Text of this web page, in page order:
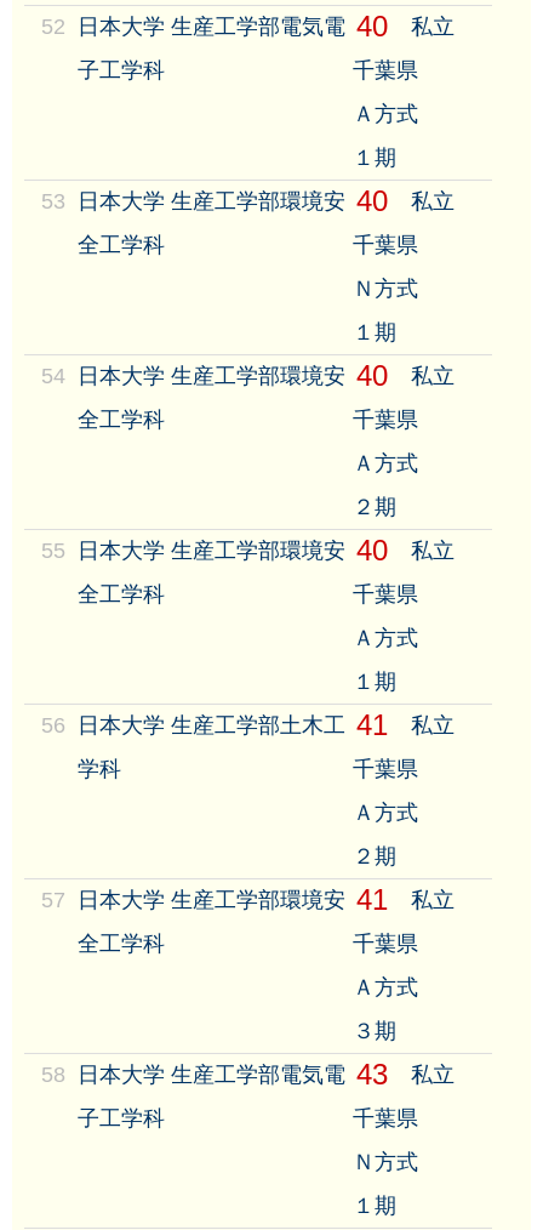
52
日本大学 生産工学部電気電
子工学科
40
私立
千葉県
Ａ方式
１期
53
日本大学 生産工学部環境安
全工学科
40
私立
千葉県
Ｎ方式
１期
54
日本大学 生産工学部環境安
全工学科
40
私立
千葉県
Ａ方式
２期
55
日本大学 生産工学部環境安
全工学科
40
私立
千葉県
Ａ方式
１期
56
日本大学 生産工学部土木工
学科
41
私立
千葉県
Ａ方式
２期
57
日本大学 生産工学部環境安
全工学科
41
私立
千葉県
Ａ方式
３期
58
日本大学 生産工学部電気電
子工学科
43
私立
千葉県
Ｎ方式
１期